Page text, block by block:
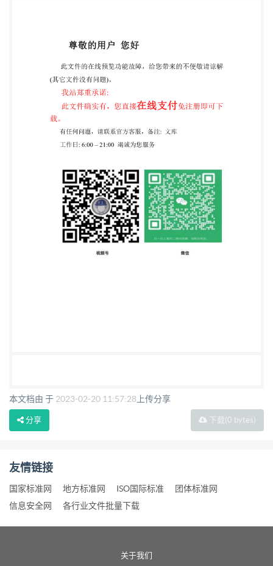
本文档由 于 2023-02-20 11:57:28 上传分享
下载(0 bytes)
分享
友情链接
国家标准网 地方标准网 ISO国际标准
团体标准网
信息安全网
各行业文件批量下载
关于我们